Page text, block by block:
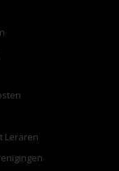
Leraren